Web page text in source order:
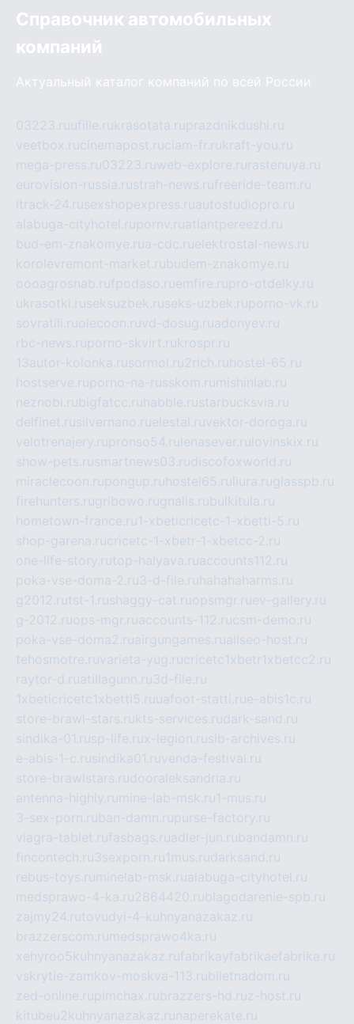
Справочник автомобильных
компаний
Актуальный каталог компаний по всей России
03223.ruufille.rukrasotata.ruprazdnikdushi.ru
veetbox.rucinemapost.ruciam-fr.rukraft-you.ru
mega-press.ru03223.ruweb-explore.ru rastenuya.ru
eurovision-russia.rustrah-news.rufreeride-team.ru
itrack-24.rusexshopexpress.ruautostudiopro.ru
alabuga-cityhotel.rupornv.ruatlantpereezd.ru
bud-em-znakomye.rua-cdc.ruelektrostal-news.ru
korolevremont-market.rubudem-znakomye.ru
oooagrosnab.rufpodaso.ruemfire.rupro-otdelky.ru
ukrasotki.ruseksuzbek.ruseks-uzbek.ruporno-vk.ru
sovratili.ruolecoon.ruvd-dosug.ruadonyev.ru
rbc-news.ruporno-skvirt.rukrospr.ru
13autor-kolonka.rusormol.ru2rich.ru hostel-65.ru
hostserve.ruporno-na-russkom.ru mishinlab.ru
neznobi.rubigfatcc.ru habble.rustarbucksvia.ru
delfinet.rusilvernano.ruelestal.ruvektor-doroga.ru
velotrenajery.rupronso54.ru lenasever.ru lovinskix.ru
show-pets.rusmartnews03.rudiscofoxworld.ru
miraclecoon.rupongup.ru hostel65.ru liura.ruglasspb.ru
firehunters.rugribowo.rugnalis.rubulkitula.ru
hometown-france.ru1-xbeticricetc-1-xbetti-5.ru
shop-garena.rucricetc-1-xbetr-1-xbetcc-2.ru
one-life-story.rutop-halyava.ruaccounts112.ru
poka-vse-doma-2.ru3-d-file.ru hahahaharms.ru
g2012.rutst-1.rushaggy-cat.ruopsmgr.ruev-gallery.ru
g-2012.ruops-mgr.ruaccounts-112.rucsm-demo.ru
poka-vse-doma2.ruairgungames.ruallseo-host.ru
tehosmotre.ruvarieta-yug.rucricetc1xbetr1xbetcc2.ru
raytor-d.ruatillagunn.ru3d-file.ru
1xbeticricetc1xbetti5.ruuafoot-statti.rue-abis1c.ru
store-brawl-stars.rukts-services.rudark-sand.ru
sindika-01.rusp-life.rux-legion.rusib-archives.ru
e-abis-1-c.rusindika01.ruvenda-festival.ru
store-brawlstars.rudooraleksandria.ru
antenna-highly.ru mine-lab-msk.ru1-mus.ru
3-sex-porn.ruban-damn.rupurse-factory.ru
viagra-tablet.rufasbags.ruadler-jun.rubandamn.ru
fincontech.ru3sexporn.ru1mus.rudarksand.ru
rebus-toys.ru minelab-msk.rualabuga-cityhotel.ru
medsprawo-4-ka.ru2864420.rublagodarenie-spb.ru
zajmy24.rutovudyi-4-kuhnyanazakaz.ru
brazzerscom.ru medsprawo4ka.ru
xehyroo5kuhnyanazakaz.rufabrikayfabrikaefabrika.ru
vskrytie-zamkov-moskva-113.rubiletnadom.ru
zed-online.rupimchax.rubrazzers-hd.ruz-host.ru
kitubeu2kuhnyanazakaz.ru naperekate.ru